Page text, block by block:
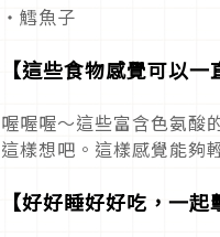
・鱈魚子
【這些食物感覺可以一
喔喔喔～這些富含色氨
這樣想吧。這樣感覺能夠
【好好睡好好吃，一起